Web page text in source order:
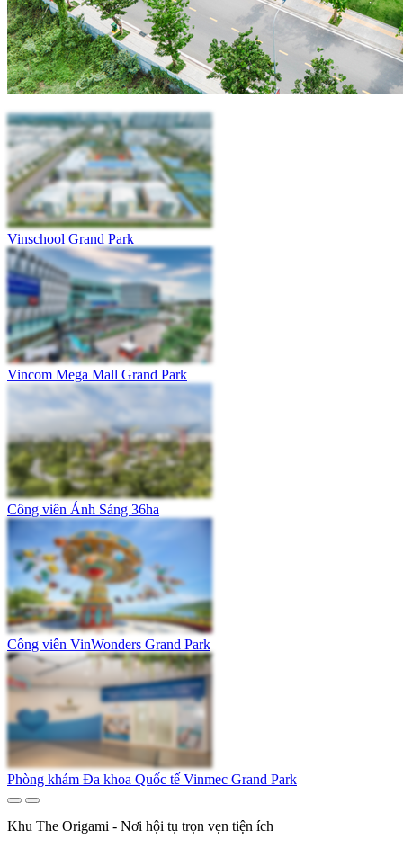
Vinschool Grand Park
Vincom Mega Mall Grand Park
Công viên Ánh Sáng 36ha
Công viên VinWonders Grand Park
Phòng khám Đa khoa Quốc tế Vinmec Grand Park
Khu The Origami - Nơi hội tụ trọn vẹn tiện ích